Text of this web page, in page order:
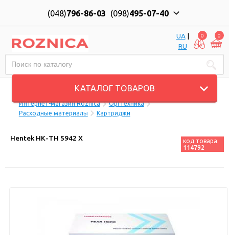
(048)796-86-03 (098)495-07-40
UA|
RU
0 0
КАТАЛОГ ТОВАРОВ
Интернет-магазин Roznica
Оргтехника
Расходные материалы
Картриджи
Hentek НК-TH 5942 Х
код товара:
114792